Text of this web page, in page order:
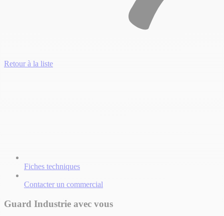
Retour à la liste
Fiches techniques
Contacter un commercial
Guard Industrie avec vous